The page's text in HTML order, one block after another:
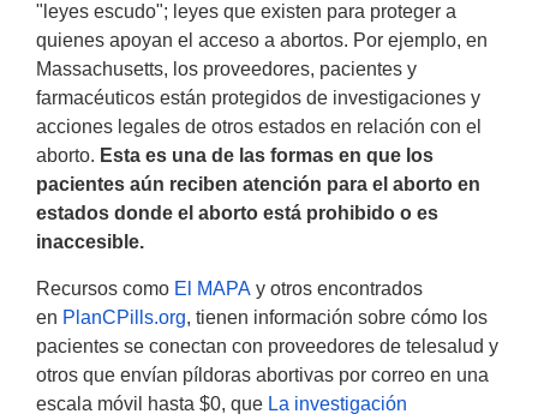
"leyes escudo"; leyes que existen para proteger a
quienes apoyan el acceso a abortos. Por ejemplo, en
Massachusetts, los proveedores, pacientes y
farmacéuticos están protegidos de investigaciones y
acciones legales de otros estados en relación con el
aborto. Esta es una de las formas en que los
pacientes aún reciben atención para el aborto en
estados donde el aborto está prohibido o es
inaccesible.
Recursos como El MAPA y otros encontrados
en PlanCPills.org, tienen información sobre cómo los
pacientes se conectan con proveedores de telesalud y
otros que envían píldoras abortivas por correo en una
escala móvil hasta $0, que La investigación